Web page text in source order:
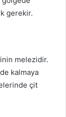
gerekir.
melezidir.
kalmaya
çit